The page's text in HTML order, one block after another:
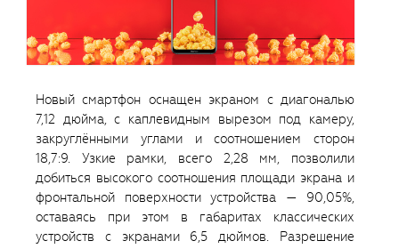
Новый смартфон оснащен экраном с диагональю
7,12 дюйма, с каплевидным вырезом под камеру,
закруглёнными углами и соотношением сторон
18,7:9. Узкие рамки, всего 2,28 мм, позволили
добиться высокого соотношения площади экрана и
фронтальной поверхности устройства — 90,05%,
оставаясь при этом в габаритах классических
устройств с экранами 6,5 дюймов. Разрешение